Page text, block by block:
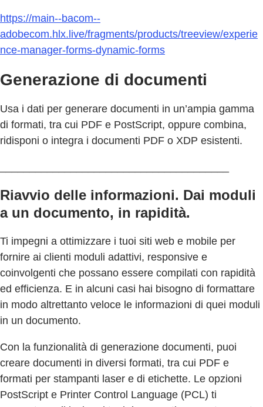
https://main--bacom--
adobecom.hlx.live/fragments/products/treeview/experie
nce-manager-forms-dynamic-forms
Generazione di documenti
Usa i dati per generare documenti in un’ampia gamma
di formati, tra cui PDF e PostScript, oppure combina,
ridisponi o integra i documenti PDF o XDP esistenti.
Riavvio delle informazioni. Dai moduli
a un documento, in rapidità.
Ti impegni a ottimizzare i tuoi siti web e mobile per
fornire ai clienti moduli adattivi, responsive e
coinvolgenti che possano essere compilati con rapidità
ed efficienza. E in alcuni casi hai bisogno di formattare
in modo altrettanto veloce le informazioni di quei moduli
in un documento.
Con la funzionalità di generazione documenti, puoi
creare documenti in diversi formati, tra cui PDF e
formati per stampanti laser e di etichette. Le opzioni
PostScript e Printer Control Language (PCL) ti